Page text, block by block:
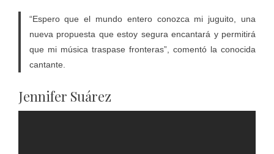
“Espero que el mundo entero conozca mi juguito, una
nueva propuesta que estoy segura encantará y permitirá
que mi música traspase fronteras”, comentó la conocida
cantante.
Jennifer Suárez